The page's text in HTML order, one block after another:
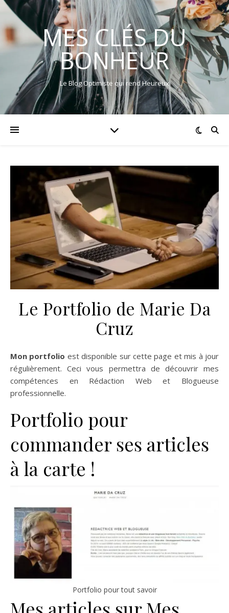
MES CLÉS DU
BONHEUR
Le Blog Optimiste qui rend Heureux
Le Portfolio de Marie Da
Cruz
Mon portfolio est disponible sur cette page et mis à jour
régulièrement. Ceci vous permettra de découvrir mes
compétences en Rédaction Web et Blogueuse
professionnelle.
Portfolio pour
commander ses articles
à la carte !
Portfolio pour tout savoir